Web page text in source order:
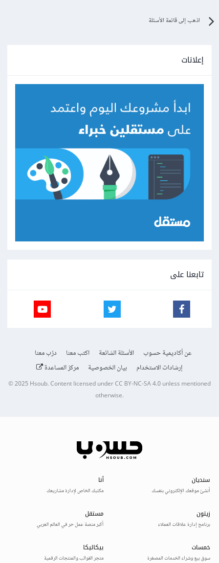
اذهب إلى قائمة الأسئلة
إعلانات
تابعنا على
عن أكاديمية حسوب الأسئلة الشائعة اكتب معنا
درّب معنا
إرشادات الاستخدام
بيان الخصوصية مركز المساعدة
© 2025Hsoub.Content licensed underCC BY-NC-SA 4.0unless mentioned
otherwise.